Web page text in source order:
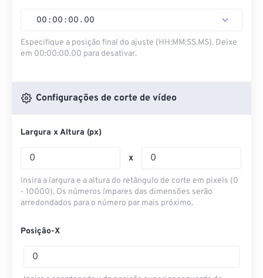
00 : 00 : 00 . 00
Especifique a posição final do ajuste (HH:MM:SS.MS). Deixe
em 00:00:00.00 para desativar.
Configurações de corte de vídeo
Largura x Altura (px)
x
Insira a largura e a altura do retângulo de corte em pixels (0
- 10000). Os números ímpares das dimensões serão
arredondados para o número par mais próximo.
Posição-X